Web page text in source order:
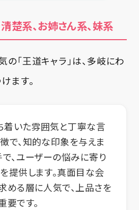
楚系、お姉さん系、妹系
の「王道キャラ」は、多岐にわ
ます。
着いた雰囲気と丁寧な言
で、知的な印象を与えま
で、ユーザーの悩みに寄り
提供します。真面目な会
める層に人気で、上品さを
要です。